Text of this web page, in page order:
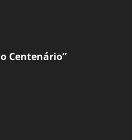
Centenário”